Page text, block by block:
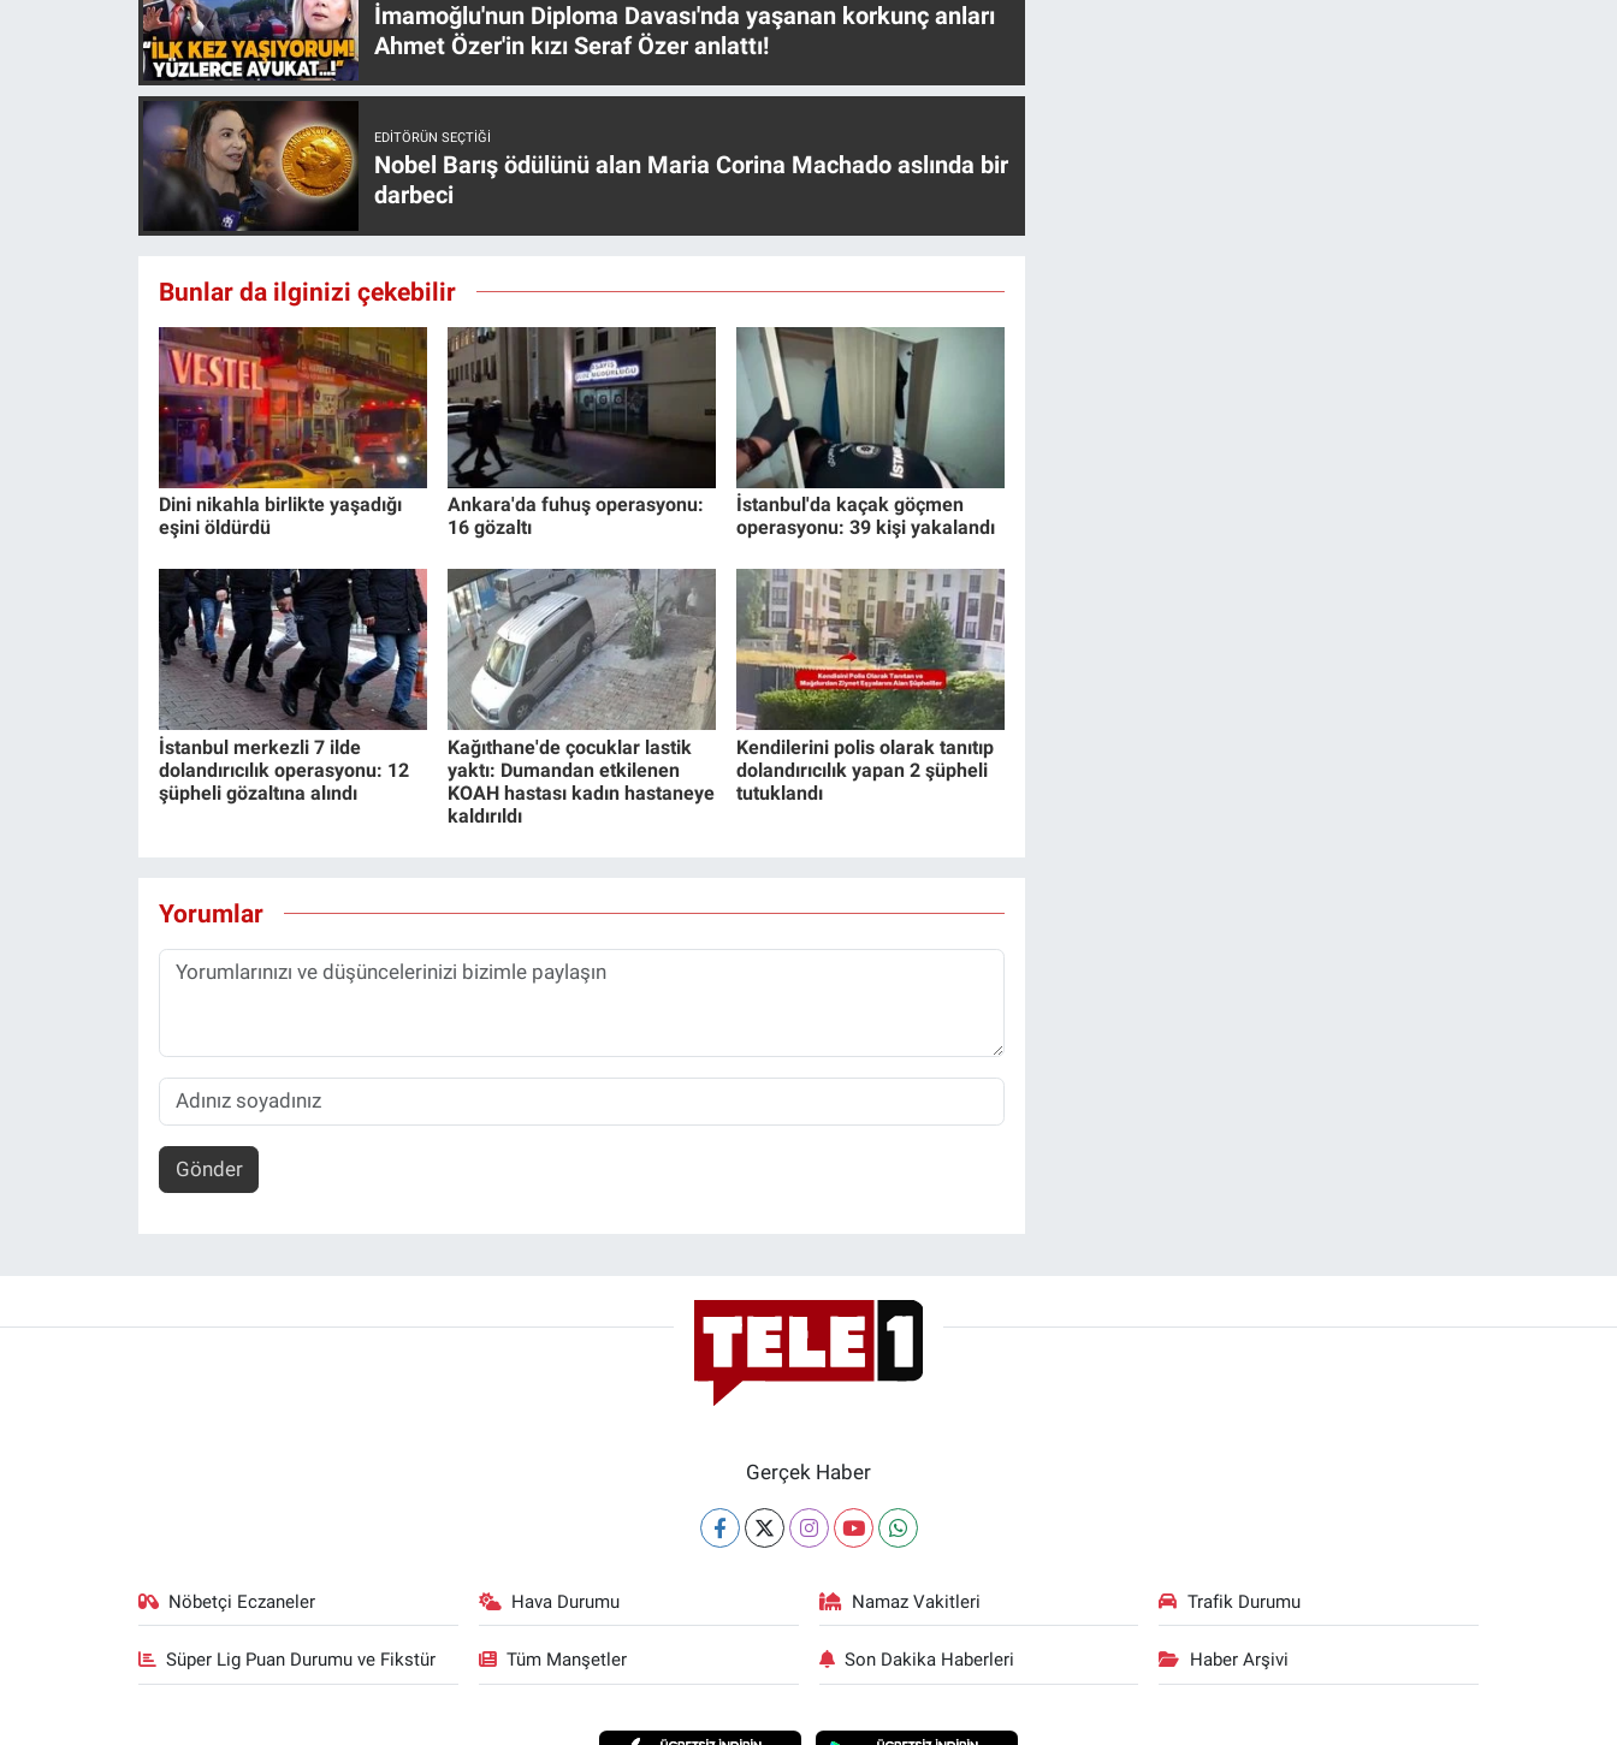
İmamoğlu'nun Diploma Davası'nda yaşanan korkunç anları
Ahmet Özer'in kızı Seraf Özer anlattı!
EDITÖRÜN SEÇTIĞI
Nobel Barış ödülünü alan Maria Corina Machado aslında bir
darbeci
Bunlar da ilginizi çekebilir
Dini nikahla birlikte yaşadığı
eşini öldürdü
Ankara'da fuhuş operasyonu:
16 gözaltı
İstanbul'da kaçak göçmen
operasyonu: 39 kişi yakalandı
İstanbul merkezli 7 ilde
dolandırıcılık operasyonu: 12
şüpheli gözaltına alındı
Kağıthane'de çocuklar lastik
yaktı: Dumandan etkilenen
KOAH hastası kadın hastaneye
kaldırıldı
Kendilerini polis olarak tanıtıp
dolandırıcılık yapan 2 şüpheli
tutuklandı
Yorumlar
Gönder
Gerçek Haber
Nöbetçi Eczaneler Hava Durumu Namaz Vakitleri Trafik Durumu
Süper Lig Puan Durumu ve Fikstür Tüm Manşetler Son Dakika Haberleri Haber Arşivi